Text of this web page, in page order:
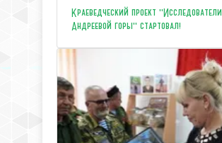
Краеведческий проект "Исследователи
Андреевой горы" стартовал!